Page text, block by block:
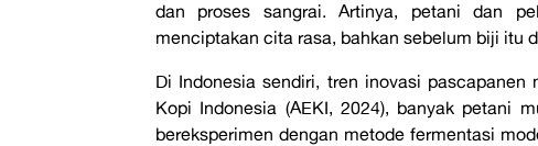
dan proses sangrai. Artinya, petani dan
menciptakan cita rasa, bahkan sebelum biji itu
Di Indonesia sendiri, tren inovasi pascapanen
Kopi Indonesia (AEKI, 2024), banyak petani
bereksperimen dengan metode fermentasi